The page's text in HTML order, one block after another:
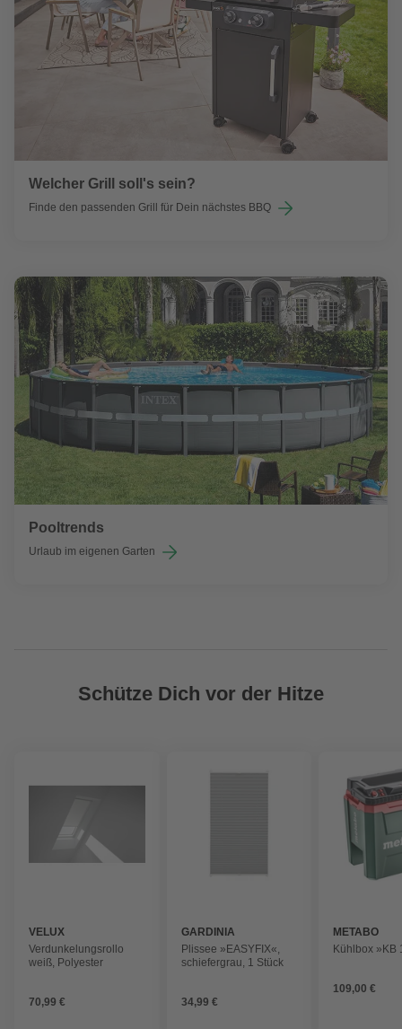
Welcher Grill soll's sein?
Finde den passenden Grill für Dein nächstes BBQ
Pooltrends
Urlaub im eigenen Garten
Schütze Dich vor der Hitze
VELUX
Verdunkelungsrollo
weiß, Polyester
70,99 €
GARDINIA
Plissee »EASYFIX«,
schiefergrau, 1 Stück
34,99 €
METABO
Kühlbox »KB
109,00 €